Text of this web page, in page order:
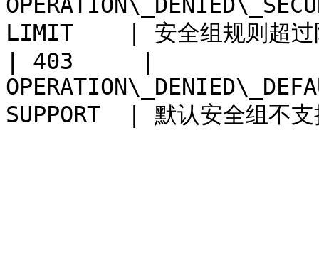
LIMIT    | 安全组规则
| 403     |